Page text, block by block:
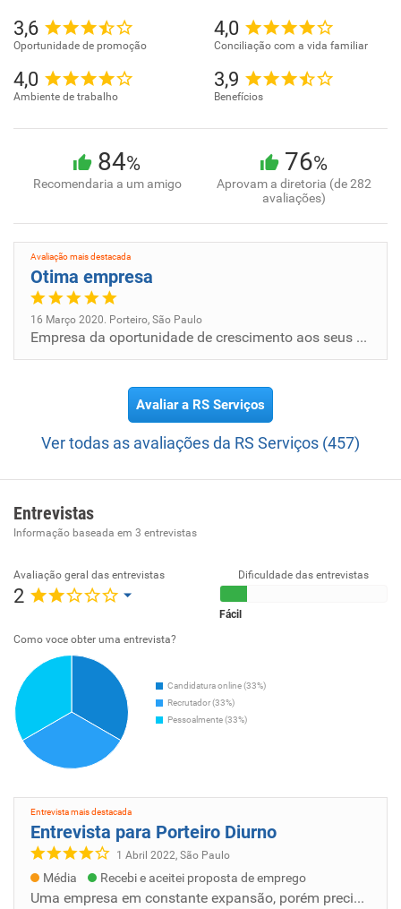
3,6
Oportunidade de promoção
4,0
Conciliação com a vida familiar
4,0
Ambiente de trabalho
3,9
Benefícios
84%
Recomendaria a um amigo
76%
Aprovam a diretoria (de 282
avaliações)
Avaliação mais destacada
Otima empresa
16 Março 2020. Porteiro, São Paulo
Empresa da oportunidade de crescimento aos seus funcionários, e cumpre com sua obrigações
Avaliar a RS Serviços
Ver todas as avaliações da RS Serviços (457)
Entrevistas
Informação baseada em 3 entrevistas
Avaliação geral das entrevistas
2
Dificuldade das entrevistas
Fácil
Como voce obter uma entrevista?
Candidatura online (33%)
Recrutador (33%)
Pessoalmente (33%)
Entrevista mais destacada
Entrevista para Porteiro Diurno
1 Abril 2022, São Paulo
Média Recebi e aceitei proposta de emprego
Uma empresa em constante expansão, porém precisa ser notada com urgência os Departamentos Pessoais e RH. O crescimento e novos contratos co...